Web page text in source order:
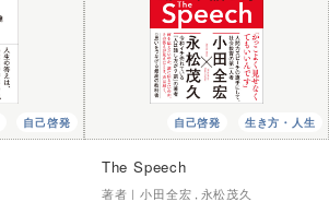
自己啓発 自己啓発 生き方・人生
The Speech
著者｜小田全宏 永松茂久